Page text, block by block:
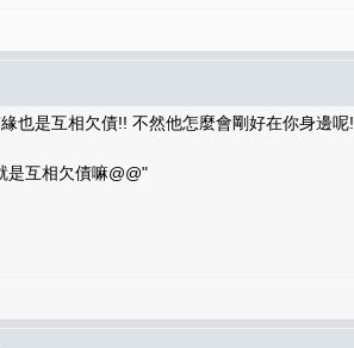
也是互相欠債!! 不然他怎麼會剛好在你身邊呢!
是互相欠債嘛@@"